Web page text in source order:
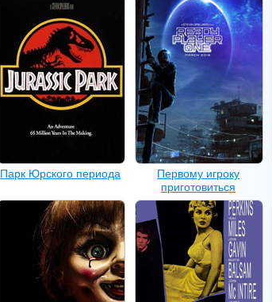
Парк Юрского периода
Первому игроку
приготовиться